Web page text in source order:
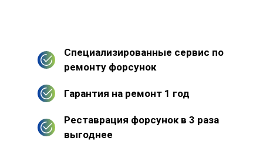
Специализированные сервис по
ремонту форсунок
Гарантия на ремонт 1 год
Реставрация форсунок в 3 раза
выгоднее